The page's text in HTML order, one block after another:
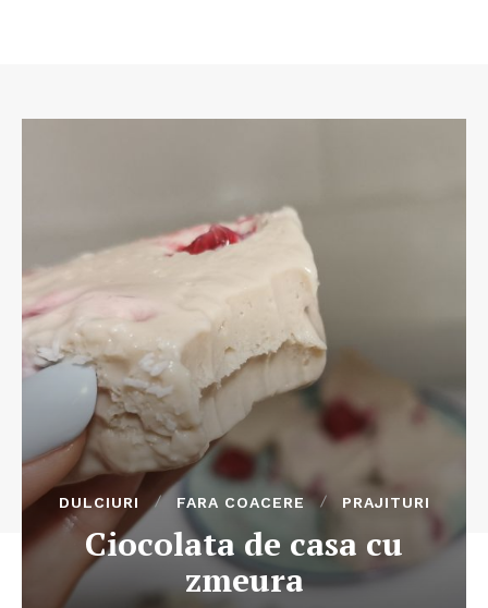
DULCIURI FARA COACERE PRAJITURI
Ciocolata de casa cu
zmeura